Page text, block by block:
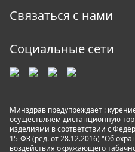
Связаться с нами
Социальные сети
Минздрав предупреждает :
осуществляем дистанционную
изделиями в соответствии с
15-ФЗ (ред. от 28.12.2016) "Об
воздействия окружающего